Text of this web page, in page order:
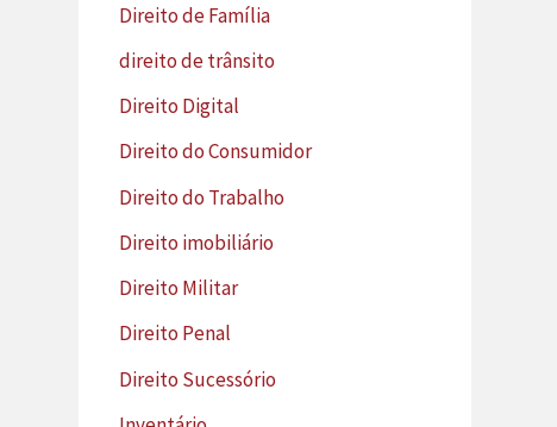
Direito de Família
direito de trânsito
Direito Digital
Direito do Consumidor
Direito do Trabalho
Direito imobiliário
Direito Militar
Direito Penal
Direito Sucessório